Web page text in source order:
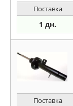
Поставка
1 дн.
Поставка